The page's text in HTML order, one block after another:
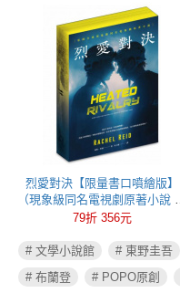
烈愛對決【限量書口噴繪版】
（現象級同名電視劇原著小說 全
球冰球羅曼史狂潮代表作）
79折 356元
# 文學小說館 # 東野圭吾
# 布蘭登
# POPO原創